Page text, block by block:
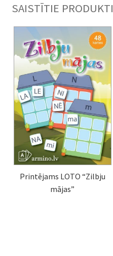
SAISTĪTIE PRODUKTI
Printējams LOTO “Zilbju
mājas”